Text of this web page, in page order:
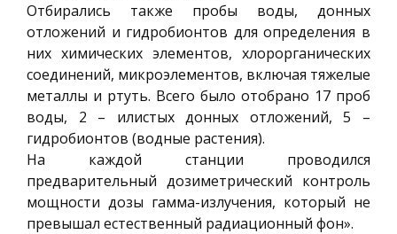
Отбирались также пробы воды, донных
отложений и гидробионтов для определения в
них химических элементов, хлорорганических
соединений, микроэлементов, включая тяжелые
металлы и ртуть. Всего было отобрано 17 проб
воды, 2 – илистых донных отложений, 5 –
гидробионтов (водные растения).
На каждой станции проводился
предварительный дозиметрический контроль
мощности дозы гамма-излучения, который не
превышал естественный радиационный фон».